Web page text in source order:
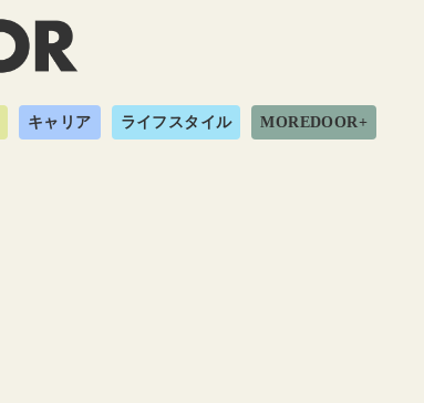
キャリア ライフスタイル MOREDOOR+